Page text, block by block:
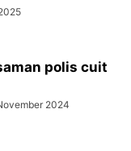
polis cuit
2024